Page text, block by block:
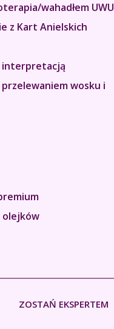
wahadłem UWU
z Kart Anielskich
interpretacją
wosku i
olejków
ZOSTAŃ EKSPERTEM